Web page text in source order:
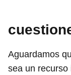
Aguardamos
sea un recurso